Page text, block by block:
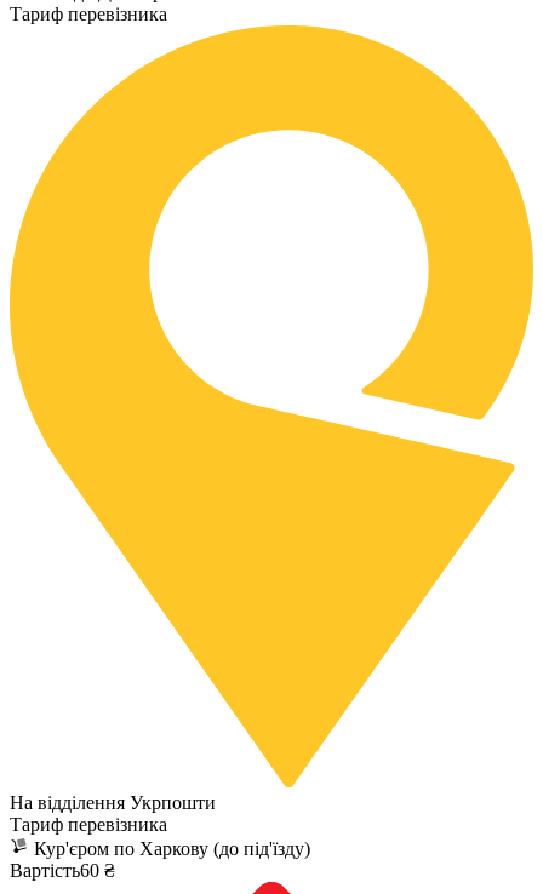
Тариф перевізника
На відділення Укрпошти
Тариф перевізника
Кур'єром по Харкову (до під'їзду)
Вартість60 ₴